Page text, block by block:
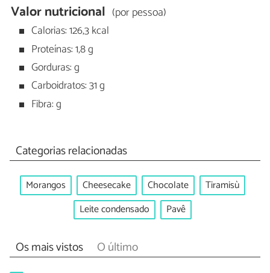
Valor nutricional (por pessoa)
Calorias: 126,3 kcal
Proteínas: 1,8 g
Gorduras: g
Carboidratos: 31 g
Fibra: g
Categorias relacionadas
Morangos Cheesecake Chocolate
Tiramisù
Leite condensado
Pavê
Os mais vistos O último